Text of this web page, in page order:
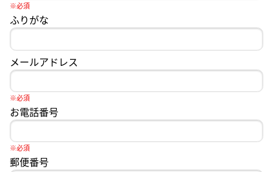
※必須
ふりがな
メールアドレス
※必須
お電話番号
※必須
郵便番号